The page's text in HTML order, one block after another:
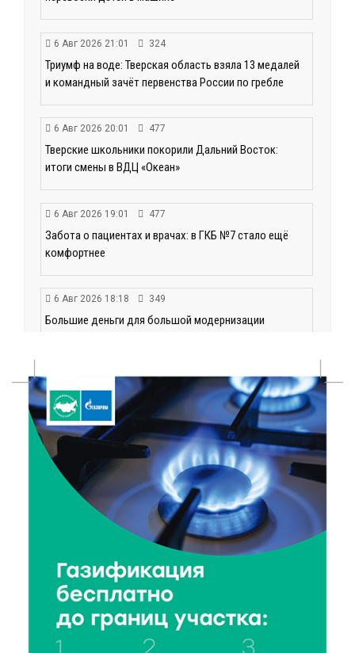
6 Авг 2026 21:01 324
Триумф на воде: Тверская область взяла 13 медалей
и командный зачёт первенства России по гребле
6 Авг 2026 20:01 477
Тверские школьники покорили Дальний Восток:
итоги смены в ВДЦ «Океан»
6 Авг 2026 19:01 477
Забота о пациентах и врачах: в ГКБ №7 стало ещё
комфортнее
6 Авг 2026 18:18 349
Большие деньги для большой модернизации
6 Авг 2026 18:01 266
«Дух больших побед»: глава спорткомитета оценил
состояние СШОР по гребле в Твери
6 Авг 2026 17:01 322
День рождения Светофора: в детском саду № 6
прошел необычный урок безопасности
В Твери пройдёт дополнительный день приёма в
колледжи
6 Авг 2026 16:37 281